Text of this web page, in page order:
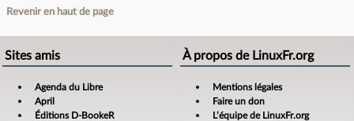
Revenir en haut de page
Sites amis
Agenda du Libre
April
Éditions D-BookeR
À propos de LinuxFr.org
Mentions légales
Faire un don
L’équipe de LinuxFr.org